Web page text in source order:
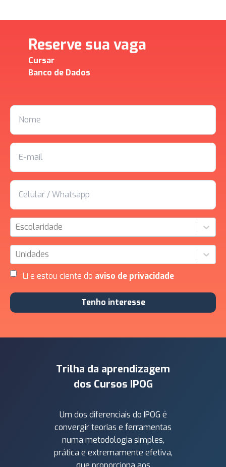
Reserve sua vaga
Cursar
Banco de Dados
Escolaridade
Unidades
Li e estou ciente do aviso de privacidade
Tenho interesse
Trilha da aprendizagem
dos Cursos IPOG
Um dos diferenciais do IPOG é
convergir teorias e ferramentas
numa metodologia simples,
prática e extremamente efetiva,